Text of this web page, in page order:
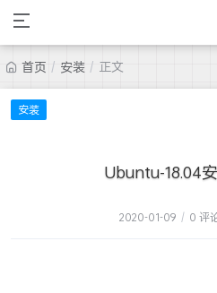
首页 / 安装 / 正文
安装
Ubuntu-18.04
2020-01-09 / 0 评